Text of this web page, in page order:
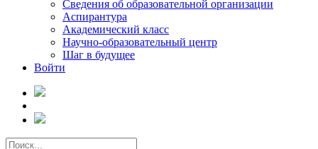
Сведения об образовательной организации
Аспирантура
Академический класс
Научно-образовательный центр
Шаг в будущее
Войти